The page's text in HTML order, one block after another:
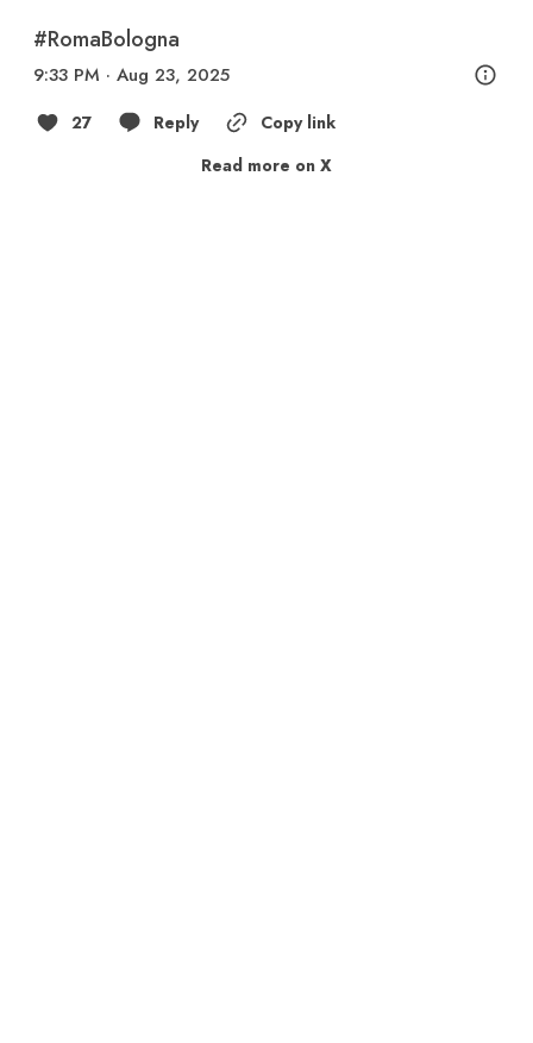
#RomaBologna
9:33 PM · Aug 23, 2025
27 Reply
Copy link
Read more on X